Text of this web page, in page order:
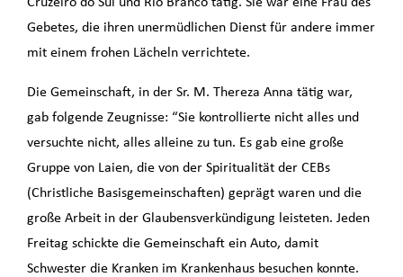
Gebetes, die ihren unermüdlichen Dienst für andere immer
mit einem frohen Lächeln verrichtete.
Die Gemeinschaft, in der Sr. M. Thereza Anna tätig war,
gab folgende Zeugnisse: “Sie kontrollierte nicht alles und
versuchte nicht, alles alleine zu tun. Es gab eine große
Gruppe von Laien, die von der Spiritualität der CEBs
(Christliche Basisgemeinschaften) geprägt waren und die
große Arbeit in der Glaubensverkündigung leisteten. Jeden
Freitag schickte die Gemeinschaft ein Auto, damit
Schwester die Kranken im Krankenhaus besuchen konnte.